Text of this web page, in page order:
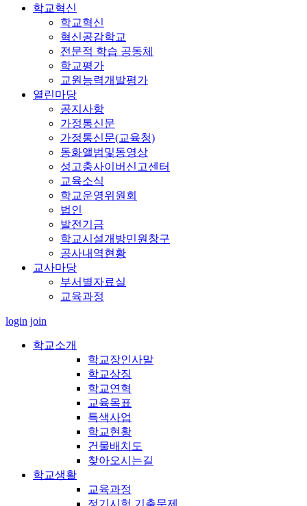
학교혁신
학교혁신
혁신공감학교
전문적 학습 공동체
학교평가
교원능력개발평가
열린마당
공지사항
가정통신문
가정통신문(교육청)
동화앨범및동영상
성고충사이버신고센터
교육소식
학교운영위원회
법인
발전기금
학교시설개방민원창구
공사내역현황
교사마당
부서별자료실
교육과정
login join
학교소개
학교장인사말
학교상징
학교연혁
교육목표
특색사업
학교현황
건물배치도
찾아오시는길
학교생활
교육과정
정기시험 기출문제